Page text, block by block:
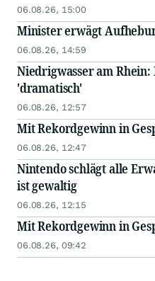
06.08.26, 15:00
Minister erwägt
06.08.26, 14:59
Niedrigwasser am
'dramatisch'
06.08.26, 12:57
Mit Rekordgewinn in
06.08.26, 12:47
Nintendo schlägt alle
ist gewaltig
06.08.26, 12:15
Mit Rekordgewinn in
06.08.26, 09:42